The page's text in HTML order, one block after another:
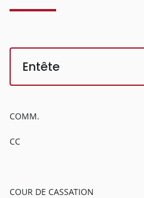
Entête
COMM.
CC
COUR DE CASSATION